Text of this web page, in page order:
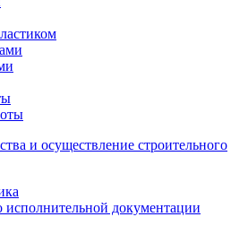
и осуществление строительного
документации